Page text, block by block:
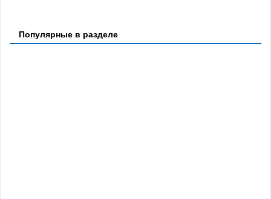
Популярные в разделе